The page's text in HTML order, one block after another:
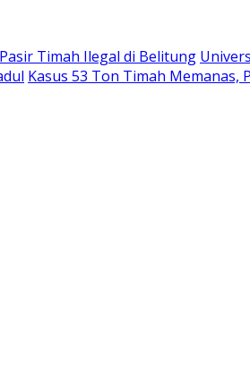
Timah Ilegal di Belitung
Kasus 53 Ton Timah Memanas,